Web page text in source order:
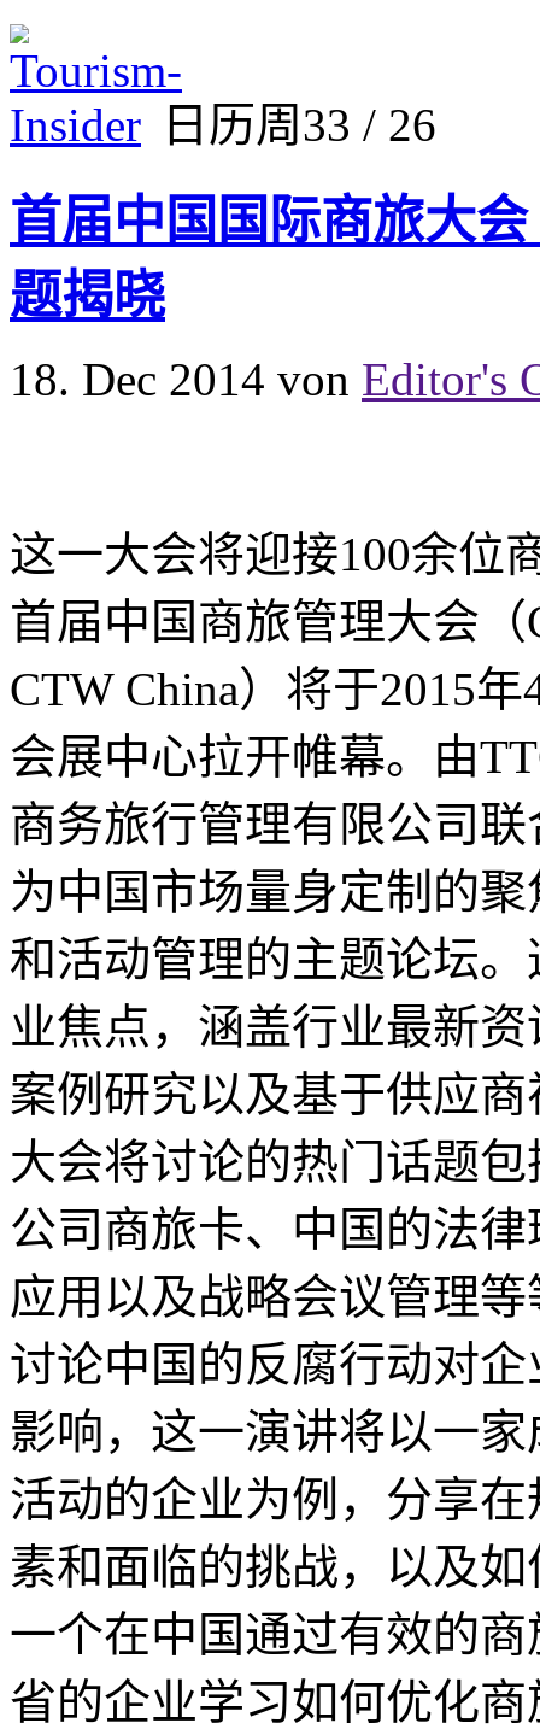
日历周33 / 26
首届中国国际商旅大
题揭晓
18. Dec 2014 von Editor's
这一大会将迎接100余位
首届中国商旅管理大会（
CTW China）将于2015
会展中心拉开帷幕。由
商务旅行管理有限公司
为中国市场量身定制的
和活动管理的主题论坛
业焦点，涵盖行业最新
案例研究以及基于供应
大会将讨论的热门话题
公司商旅卡、中国的法
应用以及战略会议管理
讨论中国的反腐行动对
影响，这一演讲将以一
活动的企业为例，分享
素和面临的挑战，以及
一个在中国通过有效的
省的企业学习如何优化